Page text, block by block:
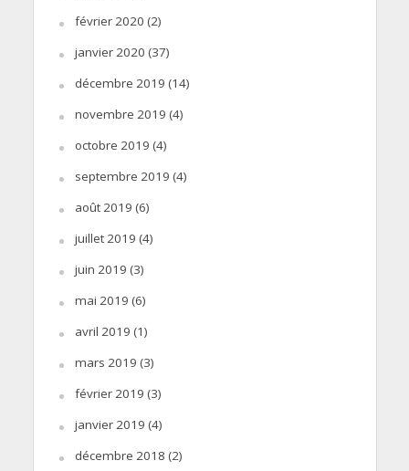
février 2020 (2)
janvier 2020 (37)
décembre 2019 (14)
novembre 2019 (4)
octobre 2019 (4)
septembre 2019 (4)
août 2019 (6)
juillet 2019 (4)
juin 2019 (3)
mai 2019 (6)
avril 2019 (1)
mars 2019 (3)
février 2019 (3)
janvier 2019 (4)
décembre 2018 (2)